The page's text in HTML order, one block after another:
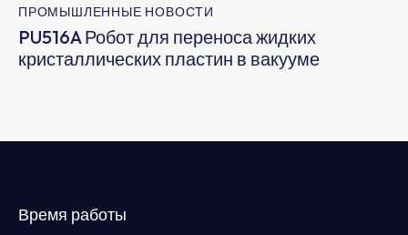
ПРОМЫШЛЕННЫЕ НОВОСТИ
PU516A Робот для переноса жидких
кристаллических пластин в вакууме
Время работы